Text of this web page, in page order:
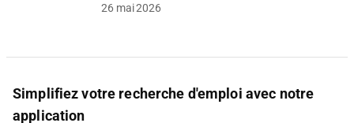
26 mai 2026